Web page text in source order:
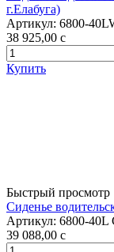
г.Елабуга)
Артикул: 6800-
38 925,00 c
Купить
Быстрый просмотр
Сиденье
Артикул: 6800-
39 088,00 c